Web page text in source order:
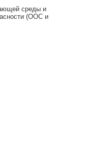
среды и
(ООС и